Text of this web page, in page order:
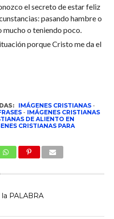
el secreto de estar feliz
pasando hambre o
o teniendo poco.
porque Cristo me da el
IMÁGENES CRISTIANAS-
- IMÁGENES CRISTIANAS
DE ALIENTO EN
CRISTIANAS PARA
PALABRA